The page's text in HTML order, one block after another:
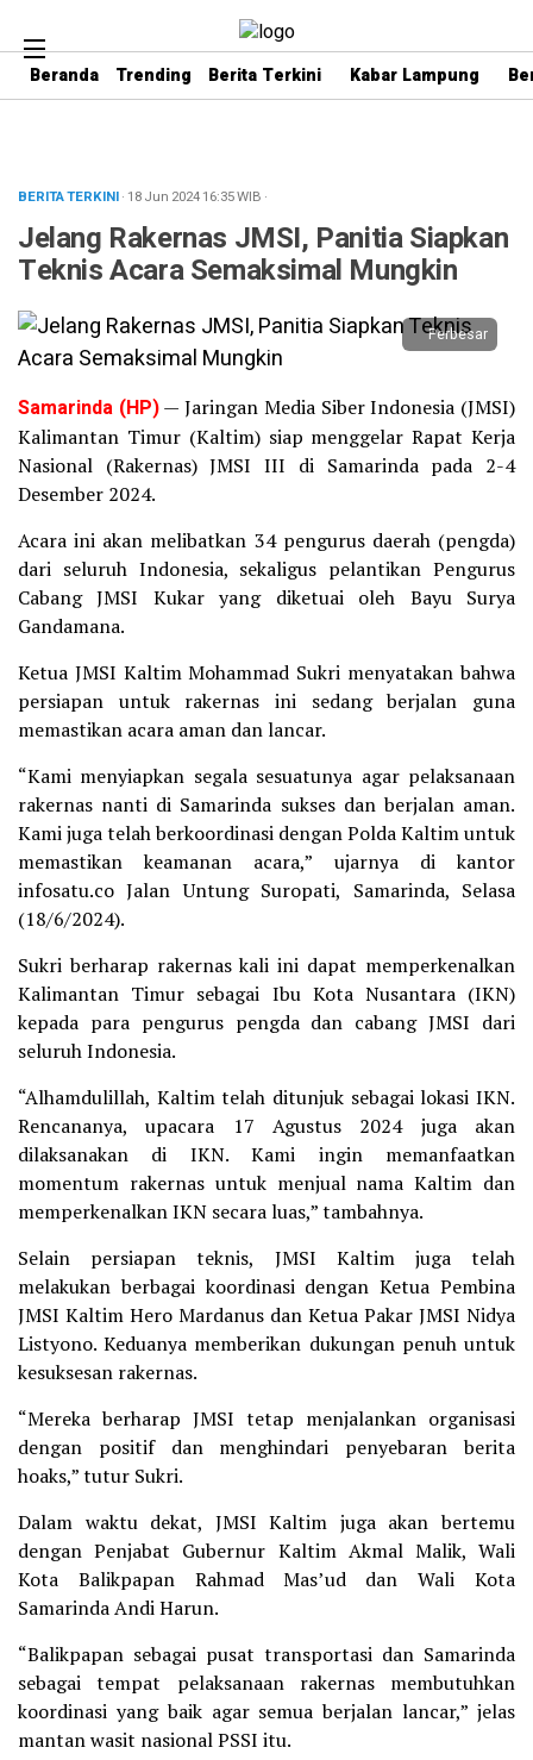
Beranda Trending Berita Terkini Kabar Lampung
BERITA TERKINI· 18 Jun 202416:35WIB ·
Jelang Rakernas JMSI, Panitia Siapkan
Teknis Acara Semaksimal Mungkin
Perbesar
Samarinda (HP)— Jaringan Media Siber Indonesia (JMSI)
Kalimantan Timur (Kaltim) siap menggelar Rapat Kerja
Nasional (Rakernas) JMSI III di Samarinda pada 2-4
Desember 2024.
Acara ini akan melibatkan 34 pengurus daerah (pengda)
dari seluruh Indonesia, sekaligus pelantikan Pengurus
Cabang JMSI Kukar yang diketuai oleh Bayu Surya
Gandamana.
Ketua JMSI Kaltim Mohammad Sukri menyatakan bahwa
persiapan untuk rakernas ini sedang berjalan guna
memastikan acara aman dan lancar.
“Kami menyiapkan segala sesuatunya agar pelaksanaan
rakernas nanti di Samarinda sukses dan berjalan aman.
Kami juga telah berkoordinasi dengan Polda Kaltim untuk
memastikan keamanan acara,” ujarnya di kantor
infosatu.co Jalan Untung Suropati, Samarinda, Selasa
(18/6/2024).
Sukri berharap rakernas kali ini dapat memperkenalkan
Kalimantan Timur sebagai Ibu Kota Nusantara (IKN)
kepada para pengurus pengda dan cabang JMSI dari
seluruh Indonesia.
“Alhamdulillah, Kaltim telah ditunjuk sebagai lokasi IKN.
Rencananya, upacara 17 Agustus 2024 juga akan
dilaksanakan di IKN. Kami ingin memanfaatkan
momentum rakernas untuk menjual nama Kaltim dan
memperkenalkan IKN secara luas,” tambahnya.
Selain persiapan teknis, JMSI Kaltim juga telah
melakukan berbagai koordinasi dengan Ketua Pembina
JMSI Kaltim Hero Mardanus dan Ketua Pakar JMSI Nidya
Listyono. Keduanya memberikan dukungan penuh untuk
kesuksesan rakernas.
“Mereka berharap JMSI tetap menjalankan organisasi
dengan positif dan menghindari penyebaran berita
hoaks,” tutur Sukri.
Dalam waktu dekat, JMSI Kaltim juga akan bertemu
dengan Penjabat Gubernur Kaltim Akmal Malik, Wali
Kota Balikpapan Rahmad Mas’ud dan Wali Kota
Samarinda Andi Harun.
“Balikpapan sebagai pusat transportasi dan Samarinda
sebagai tempat pelaksanaan rakernas membutuhkan
koordinasi yang baik agar semua berjalan lancar,” jelas
mantan wasit nasional PSSI itu.